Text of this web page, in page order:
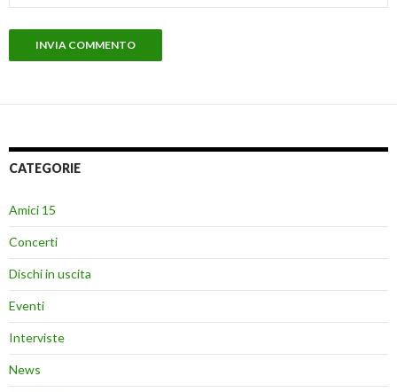
CATEGORIE
Amici 15
Concerti
Dischi in uscita
Eventi
Interviste
News